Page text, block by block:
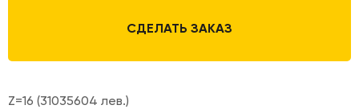
СДЕЛАТЬ ЗАКАЗ
Z=16 (31035604 лев.)